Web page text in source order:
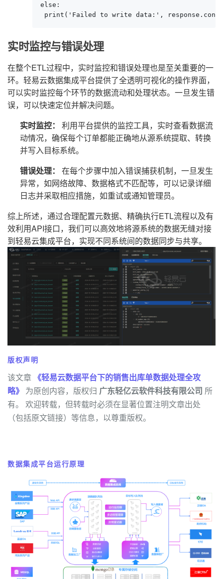
else:
print('Failed to write data:',
实时监控与错误处理
在整个ETL过程中，实时监控和错误处理也是至关重要的一
环。轻易云数据集成平台提供了全透明可视化的操作界面，
可以实时监控每个环节的数据流动和处理状态。一旦发生错
误，可以快速定位并解决问题。
实时监控：
利用平台提供的监控工具，实时查看数据流
动情况，确保每个订单都能正确地从源系统提取、转换
并写入目标系统。
错误处理：
在每个步骤中加入错误捕获机制，一旦发生
异常，如网络故障、数据格式不匹配等，可以记录详细
日志并采取相应措施，如重试或通知管理员。
综上所述，通过合理配置元数据、精确执行ETL流程以及有
效利用API接口，我们可以高效地将源系统的数据无缝对接
到轻易云集成平台，实现不同系统间的数据同步与共享。
版权声明
该文章 《轻易云数据平台下的销售出库单数据处理全攻
略》 为原创内容，版权归 广东轻亿云软件科技有限公司 所
有。 欢迎转载，但转载时必须在显著位置注明文章出处
（包括原文链接）等信息，以尊重版权。
数据集成平台运行原理